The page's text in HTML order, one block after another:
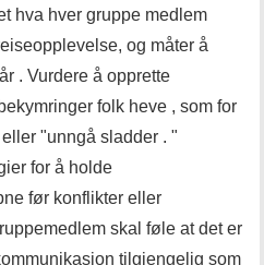
hva hver gruppe medlem
og måter å
. Vurdere å opprette
folk heve , som for
"unngå sladder . "
for å holde
før konflikter eller
skal føle at det er
tilgjengelig som